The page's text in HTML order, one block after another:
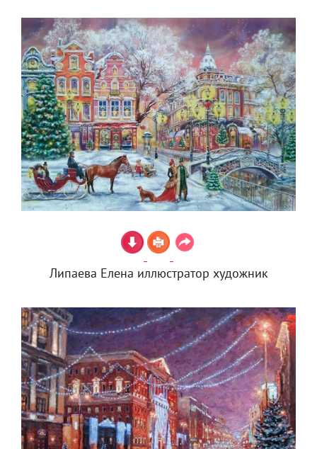
Липаева Елена иллюстратор художник